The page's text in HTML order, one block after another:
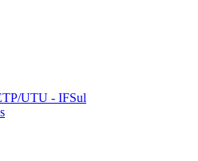
UTU - IFSul